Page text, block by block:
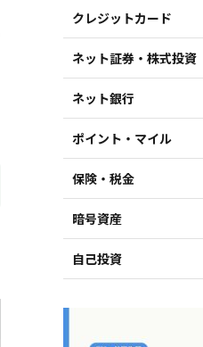
クレジットカード
ネット証券・株式投資
ネット銀行
ポイント・マイル
保険・税金
暗号資産
自己投資